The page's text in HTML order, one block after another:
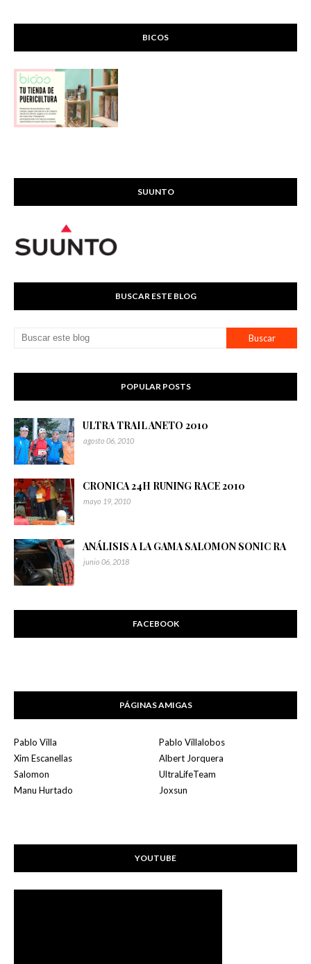
BICOS
SUUNTO
BUSCAR ESTE BLOG
POPULAR POSTS
ULTRA TRAIL ANETO 2010
agosto 06, 2010
CRONICA 24H RUNING RACE 2010
mayo 19, 2010
ANÁLISIS A LA GAMA SALOMON SONIC RA
junio 06, 2018
FACEBOOK
PÁGINAS AMIGAS
Pablo Villa
Pablo Villalobos
Xim Escanellas
Albert Jorquera
Salomon
UltraLifeTeam
Manu Hurtado
Joxsun
YOUTUBE